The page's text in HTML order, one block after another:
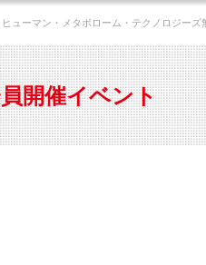
閉じる
イベントレポート一覧
LINK-J主催・共催
LINK-J協賛・協力
？
ビュー
人と情報の交流掲示板一覧
会員プレスリリース
募集
ューマン・メタボローム・テクノロジーズ
開催イベント